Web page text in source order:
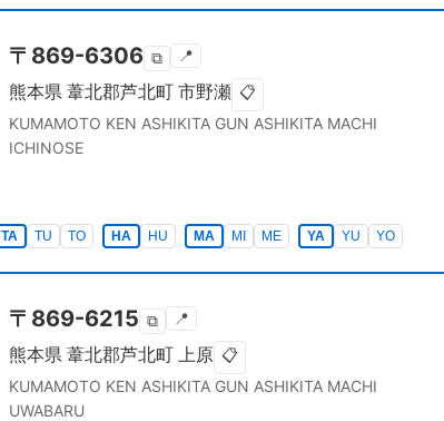
〒 869-6306 ⧉ 📍
熊本県 葦北郡芦北町 市野瀬 📋
KUMAMOTO KEN ASHIKITA GUN ASHIKITA MACHI
ICHINOSE
TA TU TO HA HU MA MI ME YA YU YO
〒 869-6215 ⧉ 📍
熊本県 葦北郡芦北町 上原 📋
KUMAMOTO KEN ASHIKITA GUN ASHIKITA MACHI
UWABARU